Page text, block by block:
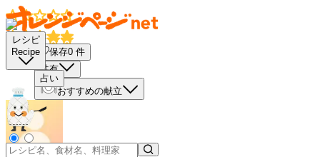
レシピ
Recipe
占い
保存0 件
共有
おすすめの献立